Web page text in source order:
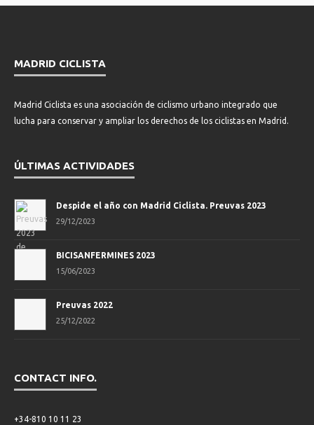
MADRID CICLISTA
Madrid Ciclista es una asociación de ciclismo urbano integrado que
lucha para conservar y ampliar los derechos de los ciclistas en Madrid.
ÚLTIMAS ACTIVIDADES
Despide el año con Madrid Ciclista. Preuvas 2023
29/12/2023
BICISANFERMINES 2023
15/06/2023
Preuvas 2022
25/12/2022
CONTACT INFO.
+34-810 10 11 23